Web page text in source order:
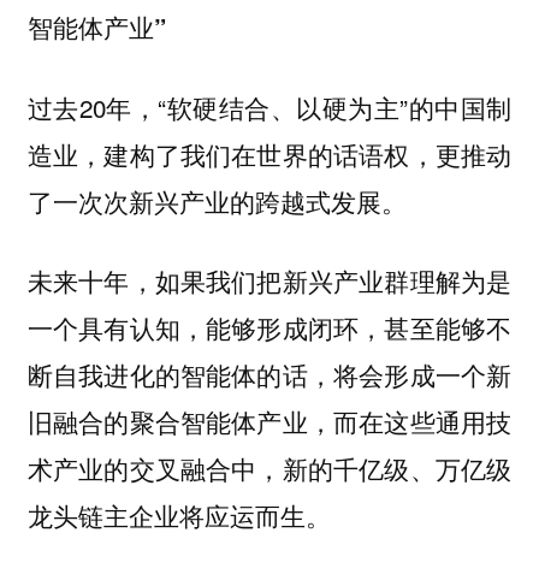
智能体产业”
过去20年，“软硬结合、以硬为主”的中国制
造业，建构了我们在世界的话语权，更推动
了一次次新兴产业的跨越式发展。
未来十年，如果我们把新兴产业群理解为是
一个具有认知，能够形成闭环，甚至能够不
断自我进化的智能体的话，将会形成一个新
旧融合的聚合智能体产业，而在这些通用技
术产业的交叉融合中，新的千亿级、万亿级
龙头链主企业将应运而生。